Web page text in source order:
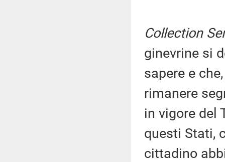
Collection
ginevrine si
sapere e
rimanere
in vigore del
questi Stati,
cittadino